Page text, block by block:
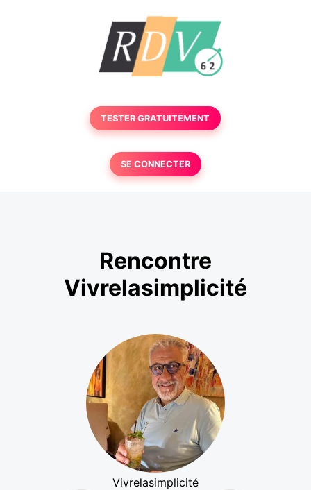
TESTER GRATUITEMENT
SE CONNECTER
Rencontre
Vivrelasimplicité
Vivrelasimplicité